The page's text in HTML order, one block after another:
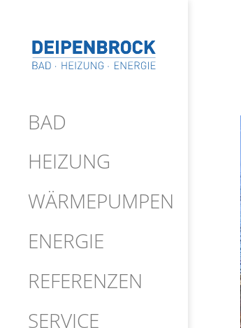
BAD
HEIZUNG
WÄRMEPUMPEN
ENERGIE
REFERENZEN
SERVICE